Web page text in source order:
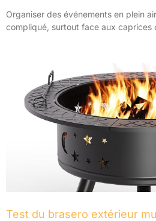
Organiser des événements en plein
compliqué, surtout face aux caprices
Test du brasero extérieur